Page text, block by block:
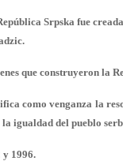
Srpska fue
que construyeron la
como venganza la
igualdad del pueblo
y 1996.